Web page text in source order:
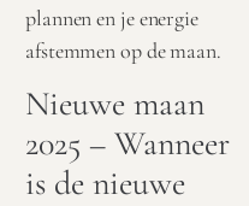
plannen en je energie
afstemmen op de maan.
Nieuwe maan
2025 – Wanneer
is de nieuwe